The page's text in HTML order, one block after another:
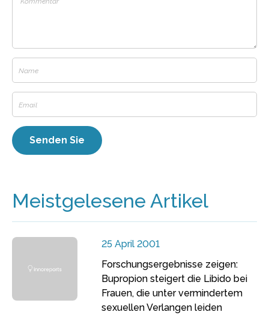
Meistgelesene Artikel
25 April 2001
Forschungsergebnisse zeigen:
Bupropion steigert die Libido bei
Frauen, die unter vermindertem
sexuellen Verlangen leiden